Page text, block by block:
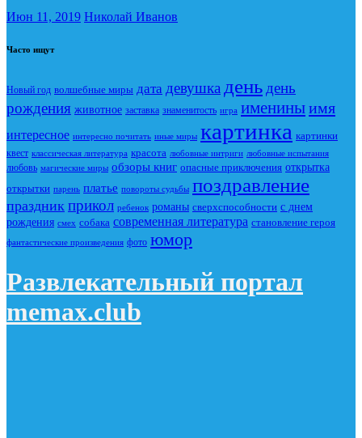
Июн 11, 2019 Николай Иванов
Часто ищут
Новый год волшебные миры дата девушка день день
рождения животное заставка знаменитость игра имениныимя
интересное интересно почитать иные миры картинка картинки
квест классическая литература красота любовные интриги любовные испытания
любовь магические миры обзоры книг опасные приключения открытка
открытки парень платье повороты судьбы поздравление
праздник прикол ребенок романы сверхспособности с днем
рождения смех собака современная литература становление героя
фантастические произведения фото юмор
Развлекательный портал
memax.club